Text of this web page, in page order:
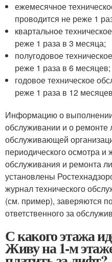
ежемесячное
проводится не реже 1
квартальное
реже 1 раза в 3 месяца;
полугодовое
реже 1 раза в 6 месяцев;
годовое техническое
реже 1 раза в 12
Информацию о
обслуживании и о ремонте
обслуживающей
периодического осмотра и
обслуживания и ремонта
установлены
журнал технического
(см. пример), заверяются
ответственного за
С какого этажа
Живу на 1-м